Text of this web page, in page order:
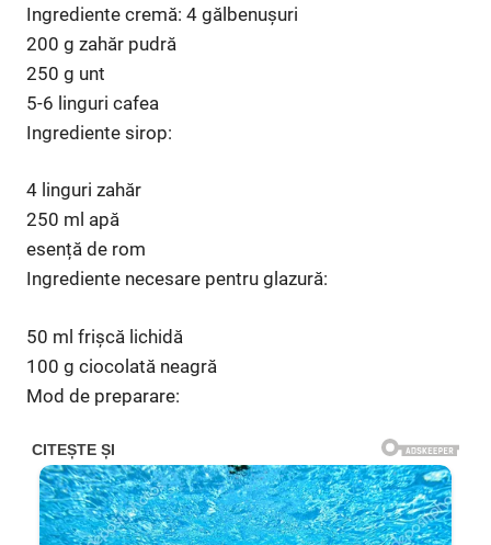
Ingrediente cremă: 4 gălbenușuri
200 g zahăr pudră
250 g unt
5-6 linguri cafea
Ingrediente sirop:
4 linguri zahăr
250 ml apă
esență de rom
Ingrediente necesare pentru glazură:
50 ml frișcă lichidă
100 g ciocolată neagră
Mod de preparare: